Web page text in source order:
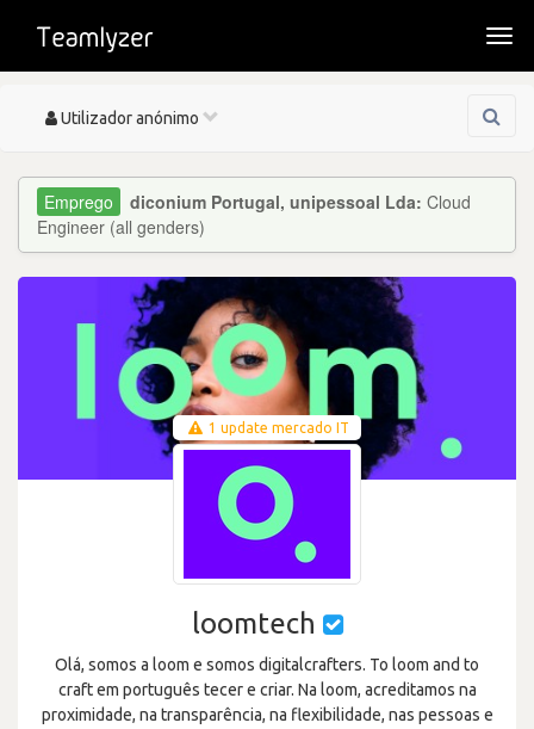
Toggle
Utilizador anónimo
diconium Portugal, unipessoal Lda: Cloud
Engineer (all genders)
1 update mercado IT
loomtech
Olá, somos a loom e somos digitalcrafters. To loom and to
craft em português tecer e criar. Na loom, acreditamos na
proximidade, na transparência, na flexibilidade, nas pessoas e